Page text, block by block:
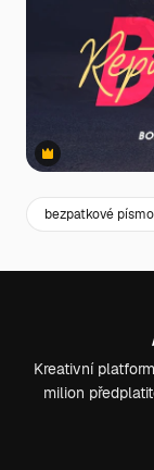
Premium
bezpatkové písmo
Kreativní
milion